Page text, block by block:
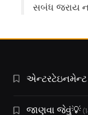
સબંધ જરાય
જાણવા જેવું💡